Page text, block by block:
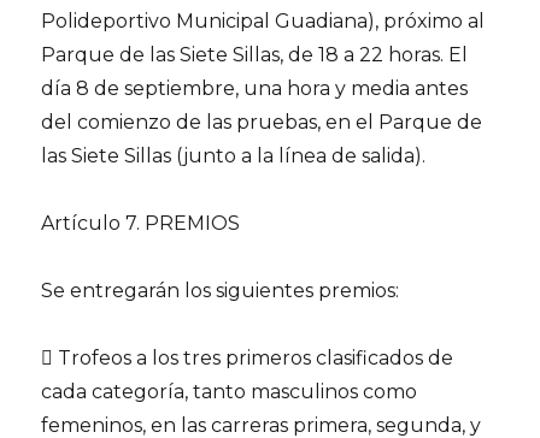
Polideportivo Municipal Guadiana), próximo al
Parque de las Siete Sillas, de 18 a 22 horas. El
día 8 de septiembre, una hora y media antes
del comienzo de las pruebas, en el Parque de
las Siete Sillas (junto a la línea de salida).
Artículo 7. PREMIOS
Se entregarán los siguientes premios:
 Trofeos a los tres primeros clasificados de
cada categoría, tanto masculinos como
femeninos, en las carreras primera, segunda, y